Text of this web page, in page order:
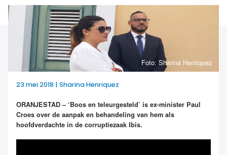
Foto: Sharina Henriquez
23 mei 2018 | Sharina Henriquez
ORANJESTAD – ‘Boos en teleurgesteld’ is ex-minister Paul
Croes over de aanpak en behandeling van hem als
hoofdverdachte in de corruptiezaak Ibis.